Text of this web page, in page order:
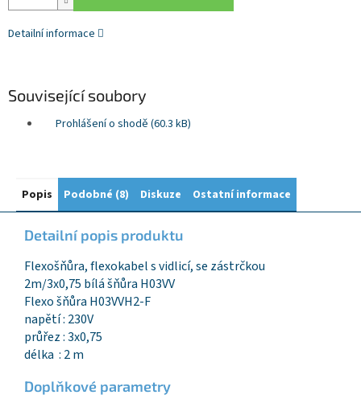
Detailní informace
Související soubory
Prohlášení o shodě (60.3 kB)
Popis Podobné (8) Diskuze Ostatní informace
Detailní popis produktu
Flexošňůra, flexokabel s vidlicí, se zástrčkou
2m/3x0,75 bílá šňůra H03VV
Flexo šňůra H03VVH2-F
napětí : 230V
průřez : 3x0,75
délka : 2 m
Doplňkové parametry